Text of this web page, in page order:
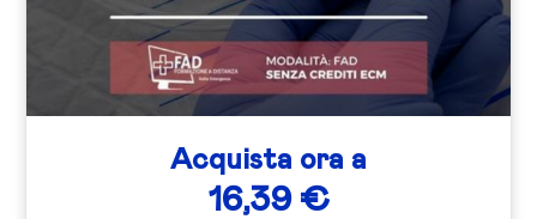
Acquista ora a
16,39 €